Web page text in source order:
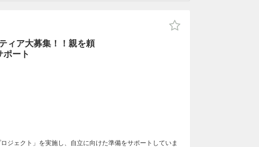
ィア大募集！！親を頼
ポート
ジェクト」を実施し、自立に向けた準備をサポートしていま